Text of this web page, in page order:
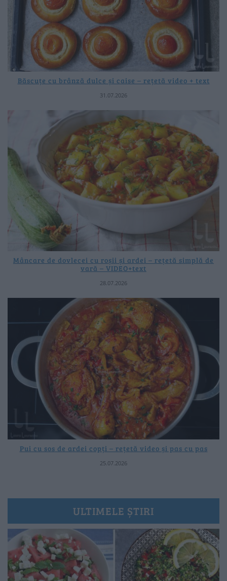
Băscuțe cu brânză dulce și caise – rețetă video + text
31.07.2026
Mâncare de dovlecei cu roșii și ardei – rețetă simplă de
vară – VIDEO+text
28.07.2026
Pui cu sos de ardei copți – rețetă video și pas cu pas
25.07.2026
ULTIMELE ȘTIRI